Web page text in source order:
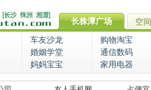
长株潭广场 空间
车友沙龙 购物淘宝
婚姻学堂 通信数码
妈妈宝宝 家用电器